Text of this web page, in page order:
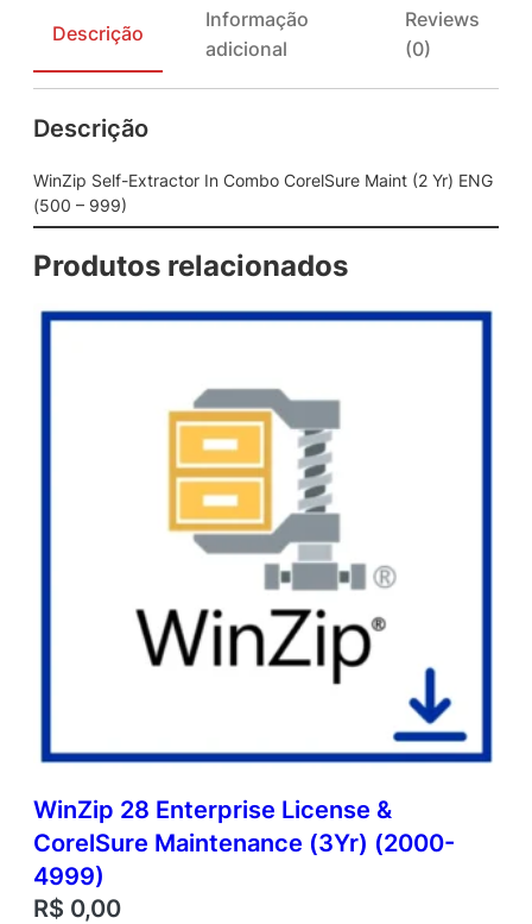
Descrição
Informação
adicional
Reviews
(0)
Descrição
WinZip Self-Extractor In Combo CorelSure Maint (2 Yr) ENG
(500 – 999)
Produtos relacionados
WinZip 28 Enterprise License &
CorelSure Maintenance (3Yr) (2000-
4999)
R$ 0,00